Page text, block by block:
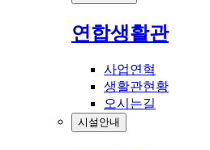
연합생활관
사업연혁
생활관현황
오시는길
시설안내